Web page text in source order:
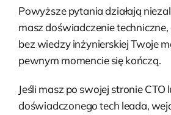
Powyższe pytania działają
masz doświadczenie techniczne,
bez wiedzy inżynierskiej Twoje
pewnym momencie się kończą.
Jeśli masz po swojej stronie CTO
doświadczonego tech leada,